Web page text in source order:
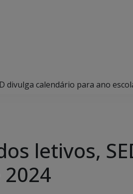
divulga calendário para ano
letivos,